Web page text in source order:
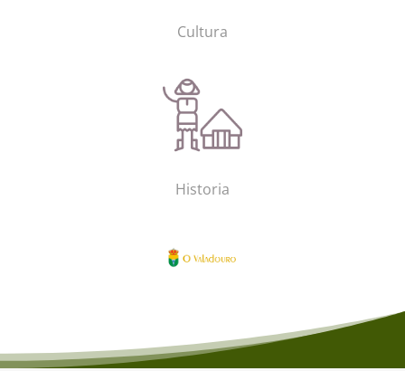
Cultura
Historia